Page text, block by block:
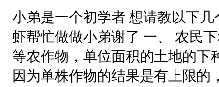
小弟是一个初学者 想请教以下
虾帮忙做做小弟谢了 一、 农民
等农作物，单位面积的土地的下
因为单株作物的结果是有上限